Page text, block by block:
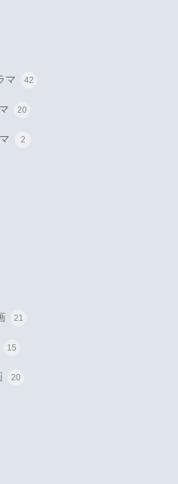
マ 42
20
2
21
15
20